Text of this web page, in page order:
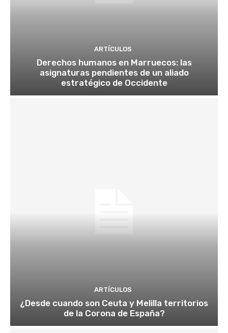
ARTÍCULOS
Derechos humanos en Marruecos: las
asignaturas pendientes de un aliado
estratégico de Occidente
ARTÍCULOS
¿Desde cuando son Ceuta y Melilla territorios
de la Corona de España?